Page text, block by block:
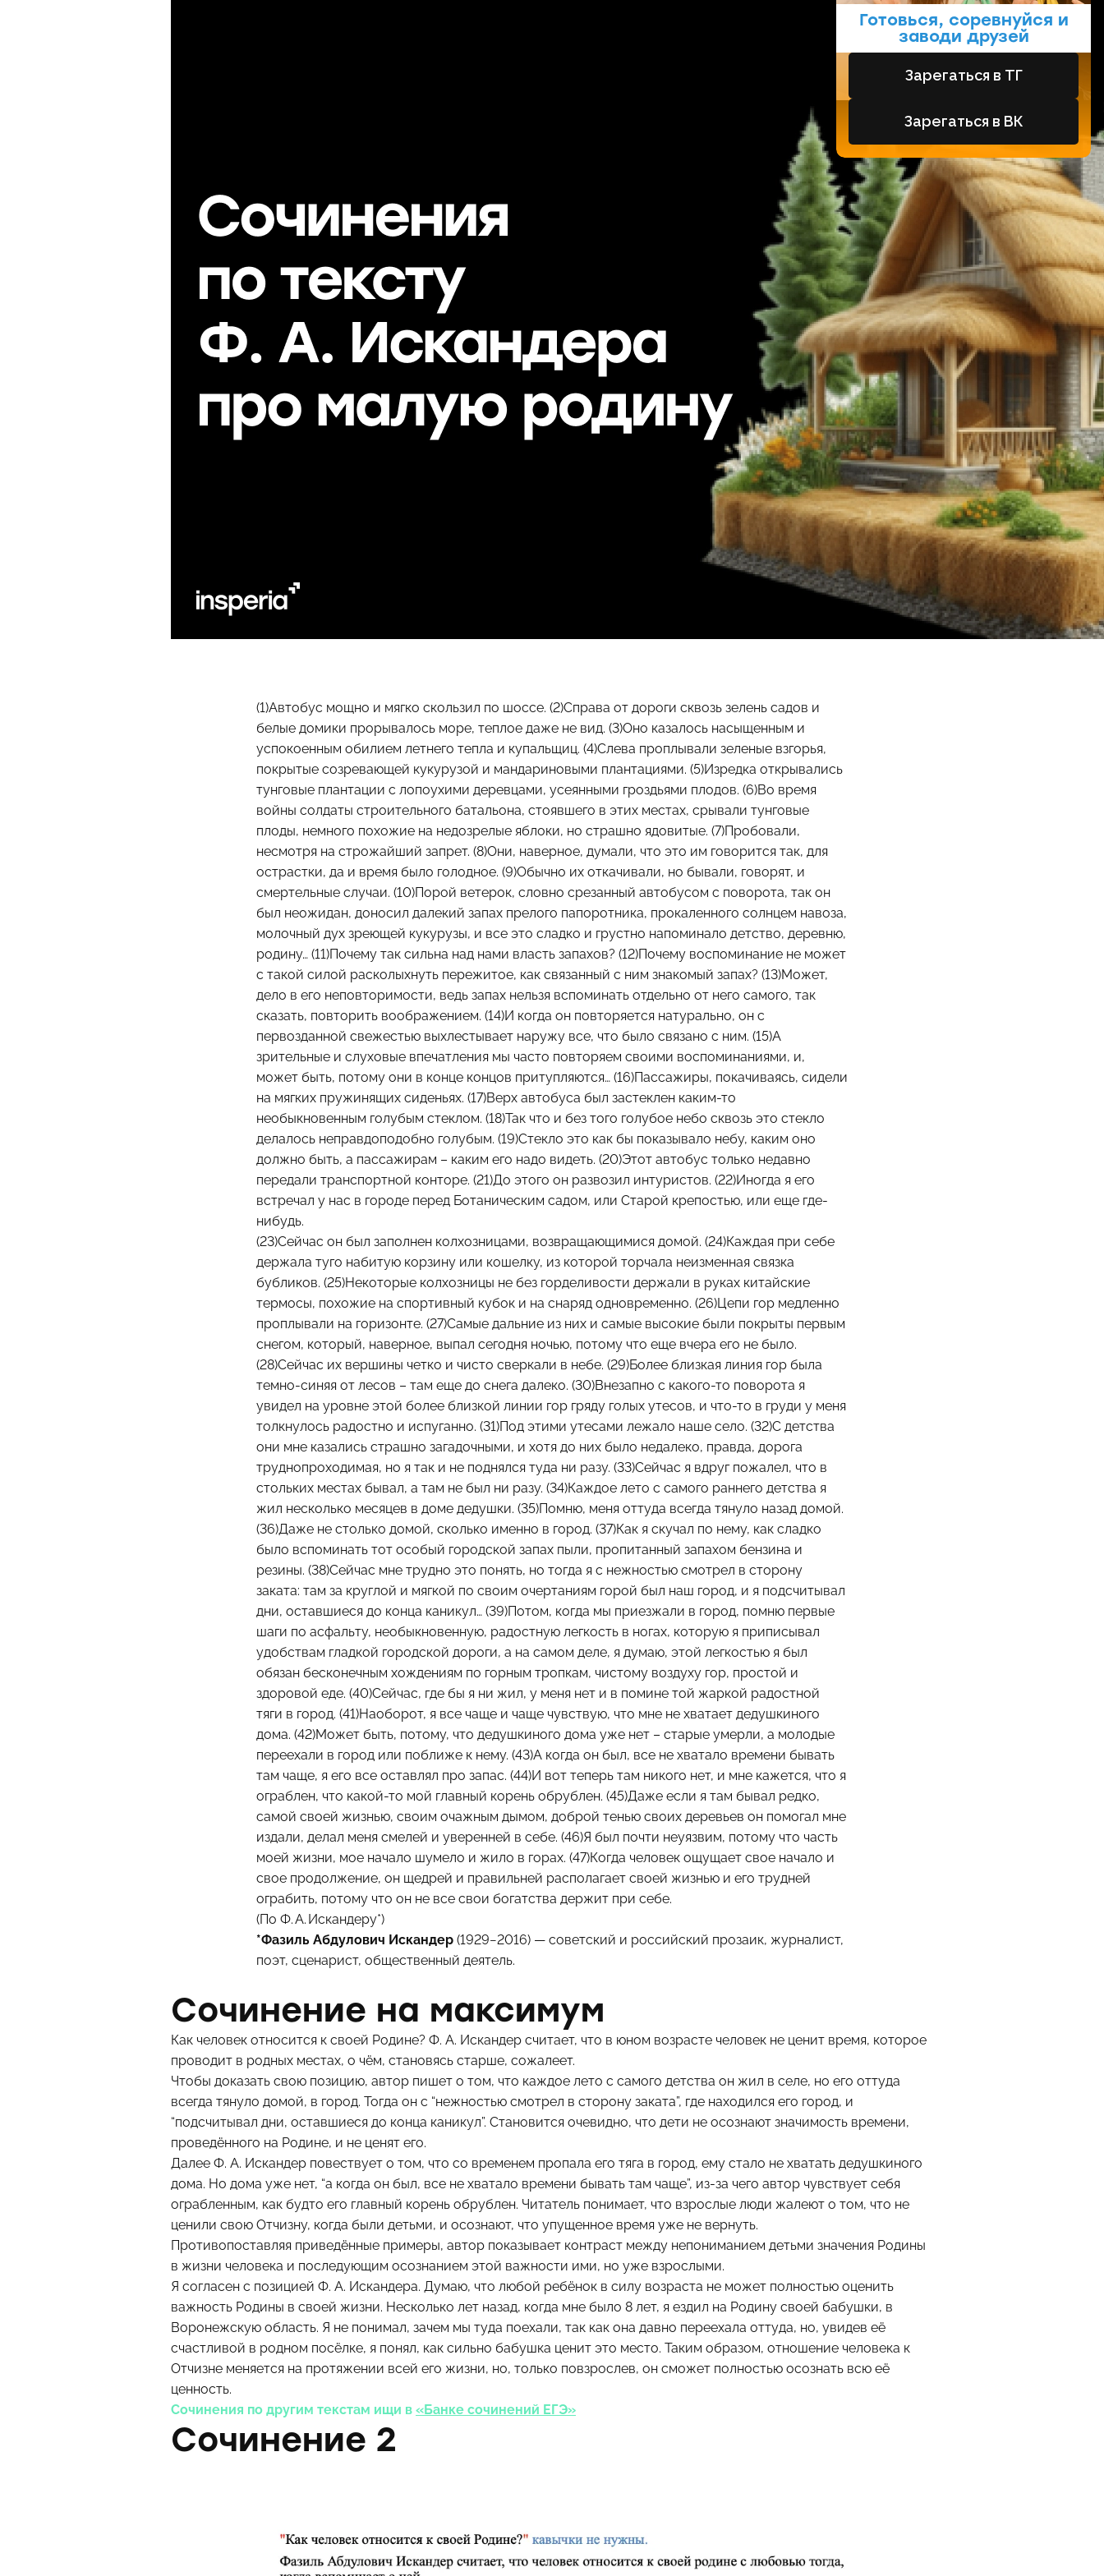
(1)Автобус мощно и мягко скользил по шоссе. (2)Справа от дороги сквозь зелень садов и
белые домики прорывалось море, теплое даже не вид. (3)Оно казалось насыщенным и
успокоенным обилием летнего тепла и купальщиц. (4)Слева проплывали зеленые взгорья,
покрытые созревающей кукурузой и мандариновыми плантациями. (5)Изредка открывались
тунговые плантации с лопоухими деревцами, усеянными гроздьями плодов. (6)Во время
войны солдаты строительного батальона, стоявшего в этих местах, срывали тунговые
плоды, немного похожие на недозрелые яблоки, но страшно ядовитые. (7)Пробовали,
несмотря на строжайший запрет. (8)Они, наверное, думали, что это им говорится так, для
острастки, да и время было голодное. (9)Обычно их откачивали, но бывали, говорят, и
смертельные случаи. (10)Порой ветерок, словно срезанный автобусом с поворота, так он
был неожидан, доносил далекий запах прелого папоротника, прокаленного солнцем навоза,
молочный дух зреющей кукурузы, и все это сладко и грустно напоминало детство, деревню,
родину… (11)Почему так сильна над нами власть запахов? (12)Почему воспоминание не может
с такой силой расколыхнуть пережитое, как связанный с ним знакомый запах? (13)Может,
дело в его неповторимости, ведь запах нельзя вспоминать отдельно от него самого, так
сказать, повторить воображением. (14)И когда он повторяется натурально, он с
первозданной свежестью выхлестывает наружу все, что было связано с ним. (15)А
зрительные и слуховые впечатления мы часто повторяем своими воспоминаниями, и,
может быть, потому они в конце концов притупляются… (16)Пассажиры, покачиваясь, сидели
на мягких пружинящих сиденьях. (17)Верх автобуса был застеклен каким-то
необыкновенным голубым стеклом. (18)Так что и без того голубое небо сквозь это стекло
делалось неправдоподобно голубым. (19)Стекло это как бы показывало небу, каким оно
должно быть, а пассажирам – каким его надо видеть. (20)Этот автобус только недавно
передали транспортной конторе. (21)До этого он развозил интуристов. (22)Иногда я его
встречал у нас в городе перед Ботаническим садом, или Старой крепостью, или еще где-
нибудь.
(23)Сейчас он был заполнен колхозницами, возвращающимися домой. (24)Каждая при себе
держала туго набитую корзину или кошелку, из которой торчала неизменная связка
бубликов. (25)Некоторые колхозницы не без горделивости держали в руках китайские
термосы, похожие на спортивный кубок и на снаряд одновременно. (26)Цепи гор медленно
проплывали на горизонте. (27)Самые дальние из них и самые высокие были покрыты первым
снегом, который, наверное, выпал сегодня ночью, потому что еще вчера его не было.
(28)Сейчас их вершины четко и чисто сверкали в небе. (29)Более близкая линия гор была
темно-синяя от лесов – там еще до снега далеко. (30)Внезапно с какого-то поворота я
увидел на уровне этой более близкой линии гор гряду голых утесов, и что-то в груди у меня
толкнулось радостно и испуганно. (31)Под этими утесами лежало наше село. (32)С детства
они мне казались страшно загадочными, и хотя до них было недалеко, правда, дорога
труднопроходимая, но я так и не поднялся туда ни разу. (33)Сейчас я вдруг пожалел, что в
стольких местах бывал, а там не был ни разу. (34)Каждое лето с самого раннего детства я
жил несколько месяцев в доме дедушки. (35)Помню, меня оттуда всегда тянуло назад домой.
(36)Даже не столько домой, сколько именно в город. (37)Как я скучал по нему, как сладко
было вспоминать тот особый городской запах пыли, пропитанный запахом бензина и
резины. (38)Сейчас мне трудно это понять, но тогда я с нежностью смотрел в сторону
заката: там за круглой и мягкой по своим очертаниям горой был наш город, и я подсчитывал
дни, оставшиеся до конца каникул… (39)Потом, когда мы приезжали в город, помню первые
шаги по асфальту, необыкновенную, радостную легкость в ногах, которую я приписывал
удобствам гладкой городской дороги, а на самом деле, я думаю, этой легкостью я был
обязан бесконечным хождениям по горным тропкам, чистому воздуху гор, простой и
здоровой еде. (40)Сейчас, где бы я ни жил, у меня нет и в помине той жаркой радостной
тяги в город. (41)Наоборот, я все чаще и чаще чувствую, что мне не хватает дедушкиного
дома. (42)Может быть, потому, что дедушкиного дома уже нет – старые умерли, а молодые
переехали в город или поближе к нему. (43)А когда он был, все не хватало времени бывать
там чаще, я его все оставлял про запас. (44)И вот теперь там никого нет, и мне кажется, что я
ограблен, что какой-то мой главный корень обрублен. (45)Даже если я там бывал редко,
самой своей жизнью, своим очажным дымом, доброй тенью своих деревьев он помогал мне
издали, делал меня смелей и уверенней в себе. (46)Я был почти неуязвим, потому что часть
моей жизни, мое начало шумело и жило в горах. (47)Когда человек ощущает свое начало и
свое продолжение, он щедрей и правильней располагает своей жизнью и его трудней
ограбить, потому что он не все свои богатства держит при себе.
(По Ф. А. Искандеру*)
*Фазиль Абдулович Искандер (1929−2016) — советский и российский прозаик, журналист,
поэт, сценарист, общественный деятель.
Сочинение на максимум
Как человек относится к своей Родине? Ф. А. Искандер считает, что в юном возрасте человек не ценит время, которое
проводит в родных местах, о чём, становясь старше, сожалеет.
Чтобы доказать свою позицию, автор пишет о том, что каждое лето с самого детства он жил в селе, но его оттуда
всегда тянуло домой, в город. Тогда он с “нежностью смотрел в сторону заката”, где находился его город, и
“подсчитывал дни, оставшиеся до конца каникул”. Становится очевидно, что дети не осознают значимость времени,
проведённого на Родине, и не ценят его.
Далее Ф. А. Искандер повествует о том, что со временем пропала его тяга в город, ему стало не хватать дедушкиного
дома. Но дома уже нет, “а когда он был, все не хватало времени бывать там чаще”, из-за чего автор чувствует себя
ограбленным, как будто его главный корень обрублен. Читатель понимает, что взрослые люди жалеют о том, что не
ценили свою Отчизну, когда были детьми, и осознают, что упущенное время уже не вернуть.
Противопоставляя приведённые примеры, автор показывает контраст между непониманием детьми значения Родины
в жизни человека и последующим осознанием этой важности ими, но уже взрослыми.
Я согласен с позицией Ф. А. Искандера. Думаю, что любой ребёнок в силу возраста не может полностью оценить
важность Родины в своей жизни. Несколько лет назад, когда мне было 8 лет, я ездил на Родину своей бабушки, в
Воронежскую область. Я не понимал, зачем мы туда поехали, так как она давно переехала оттуда, но, увидев её
счастливой в родном посёлке, я понял, как сильно бабушка ценит это место. Таким образом, отношение человека к
Отчизне меняется на протяжении всей его жизни, но, только повзрослев, он сможет полностью осознать всю её
ценность.
Сочинения по другим текстам ищи в «Банке сочинений ЕГЭ»
Сочинение 2
Готовься, соревнуйся и
заводи друзей
Зарегаться в ТГ
Зарегаться в ВК